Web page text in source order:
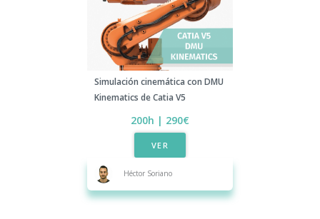
Simulación cinemática con DMU
Kinematics de Catia V5​
200h | 290€​
VER
Héctor Soriano